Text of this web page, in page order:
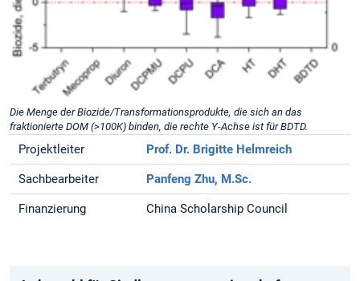
Die Menge der Biozide/Transformationsprodukte, die sich an das
fraktionierte DOM (>100K) binden, die rechte Y-Achse ist für BDTD.
Projektleiter Prof. Dr. Brigitte Helmreich
Sachbearbeiter Panfeng Zhu, M.Sc.
Finanzierung China Scholarship Council